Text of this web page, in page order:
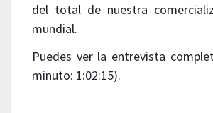
del total de nuestra
mundial.
Puedes ver la entrevista
minuto: 1:02:15).